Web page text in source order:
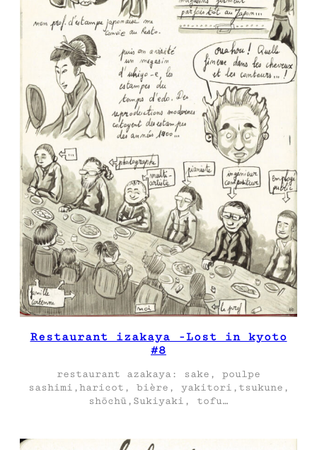
Restaurant izakaya -Lost in kyoto
#8
restaurant azakaya: sake, poulpe
sashimi,haricot, bière, yakitori,tsukune,
shōchū,Sukiyaki, tofu…